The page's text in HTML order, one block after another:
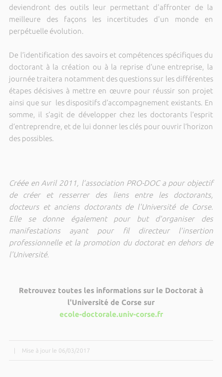
deviendront des outils leur permettant d'affronter de la
meilleure des façons les incertitudes d'un monde en
perpétuelle évolution.
De l’identification des savoirs et compétences spécifiques du
doctorant à la création ou à la reprise d’une entreprise, la
journée traitera notamment des questions sur les différentes
étapes décisives à mettre en œuvre pour réussir son projet
ainsi que sur les dispositifs d’accompagnement existants. En
somme, il s’agit de développer chez les doctorants l’esprit
d’entreprendre, et de lui donner les clés pour ouvrir l’horizon
des possibles.
Créée en Avril 2011, l’association PRO-DOC a pour objectif
de créer et resserrer des liens entre les doctorants,
docteurs et anciens doctorants de l'Université de Corse.
Elle se donne également pour but d’organiser des
manifestations ayant pour fil directeur l’insertion
professionnelle et la promotion du doctorat en dehors de
l'Université.
Retrouvez toutes les informations sur le Doctorat à
l'Université de Corse sur
ecole-doctorale.univ-corse.fr
Mise à jour le 06/03/2017